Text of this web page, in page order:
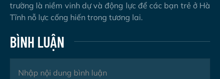
trường là niềm vinh dự và động lực để các bạn trẻ ở Hà
Tĩnh nỗ lực cống hiến trong tương lai.
BÌNH LUẬN